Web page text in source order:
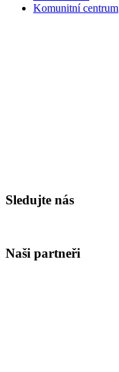
Komunitní centrum
Sledujte nás
Naši partneři